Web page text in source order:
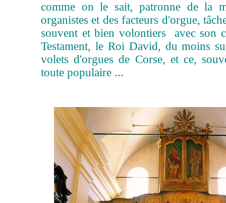
comme on le sait, patronne de la
organistes et des facteurs d'orgue,
souvent et bien volontiers avec son
Testament, le Roi David, du moins
volets d'orgues de Corse, et ce,
toute populaire ...